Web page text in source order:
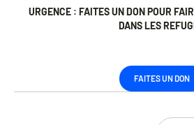
URGENCE : FAITES UN DON POUR
DANS LES
FAITES UN DON